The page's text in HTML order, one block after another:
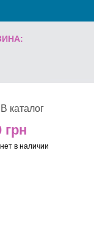
В каталог
нет в наличии